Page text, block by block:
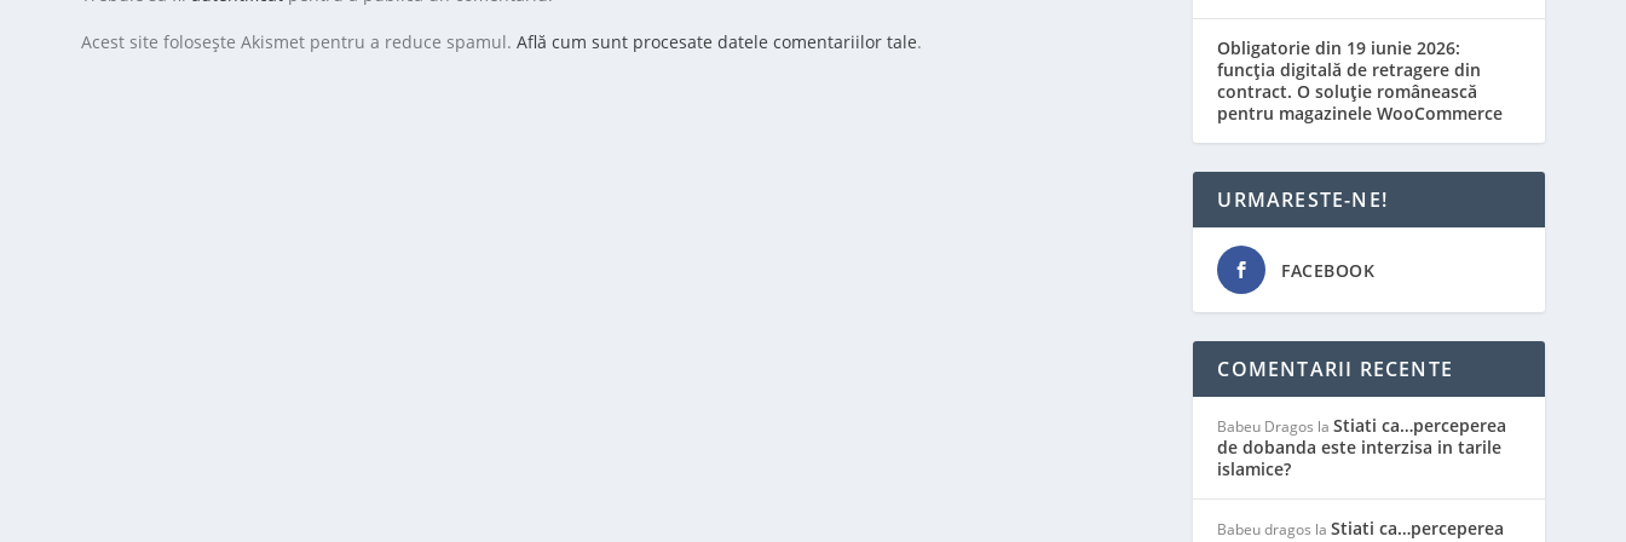
Acest site folosește Akismet pentru a reduce spamul.Află cum sunt procesate datele comentariilor tale.
Obligatorie din 19 iunie 2026:
funcția digitală de retragere din
contract. O soluție românească
pentru magazinele WooCommerce
URMARESTE-NE!
FACEBOOK
COMENTARII RECENTE
Babeu Dragos laStiati ca…perceperea
de dobanda este interzisa in tarile
islamice?
Babeu dragos laStiati ca…perceperea